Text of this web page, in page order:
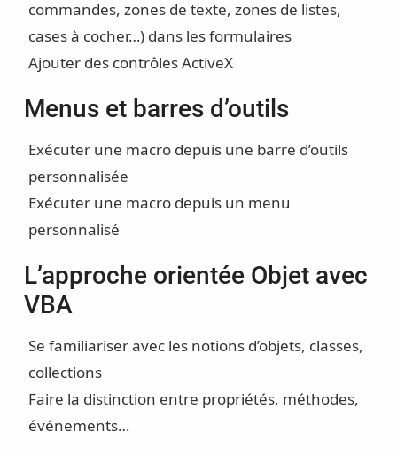
commandes, zones de texte, zones de listes,
cases à cocher…) dans les formulaires
Ajouter des contrôles ActiveX
Menus et barres d’outils
Exécuter une macro depuis une barre d’outils
personnalisée
Exécuter une macro depuis un menu
personnalisé
L’approche orientée Objet avec
VBA
Se familiariser avec les notions d’objets, classes,
collections
Faire la distinction entre propriétés, méthodes,
événements…